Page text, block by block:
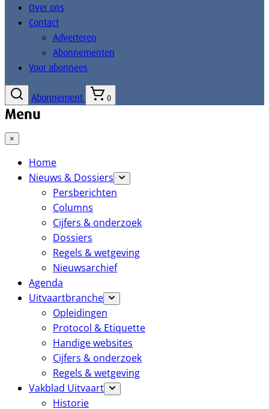
Over ons
Contact
Adverteren
Abonnementen
Voor abonnees
Abonnement 0
Menu
×
Home
Nieuws & Dossiers
Persberichten
Columns
Cijfers & onderzoek
Dossiers
Regels & wetgeving
Nieuwsarchief
Agenda
Uitvaartbranche
Opleidingen
Protocol & Etiquette
Handige websites
Cijfers & onderzoek
Regels & wetgeving
Vakblad Uitvaart
Historie